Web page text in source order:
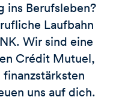
ins Berufsleben?
Laufbahn
Wir sind eine
Crédit Mutuel,
uns auf dich.